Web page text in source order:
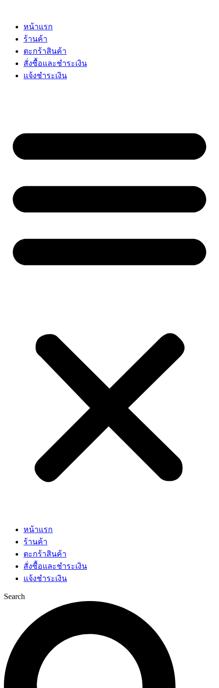
contentหน้าแรก
ร้านค้า
ตะกร้าสินค้า
สั่งซื้อและชำระเงิน
แจ้งชำระเงิน
หน้าแรก
ร้านค้า
ตะกร้าสินค้า
สั่งซื้อและชำระเงิน
แจ้งชำระเงิน
Search